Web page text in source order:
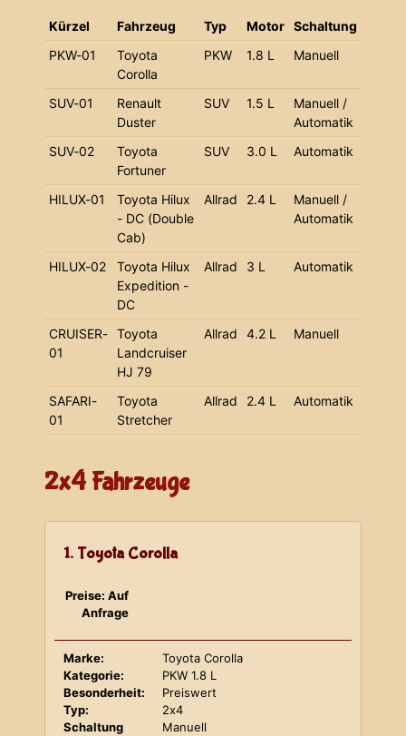
Kürzel Fahrzeug Typ Motor Schaltung
PKW-01
Toyota
Corolla
PKW 1.8 L Manuell
SUV-01
Renault
Duster
SUV 1.5 L
Manuell /
Automatik
SUV-02
Toyota
Fortuner
SUV 3.0 L Automatik
HILUX-01
Toyota Hilux
- DC (Double
Cab)
Allrad 2.4 L
Manuell /
Automatik
HILUX-02
Toyota Hilux
Expedition -
DC
Allrad 3 L Automatik
CRUISER-
01
Toyota
Landcruiser
HJ 79
Allrad 4.2 L Manuell
SAFARI-
01
Toyota
Stretcher
Allrad 2.4 L Automatik
2x4 Fahrzeuge
1. Toyota Corolla
Preise: Auf
Anfrage
Marke:
Toyota Corolla
Kategorie:
PKW 1.8 L
Besonderheit:
Preiswert
Typ:
2x4
Schaltung
Manuell